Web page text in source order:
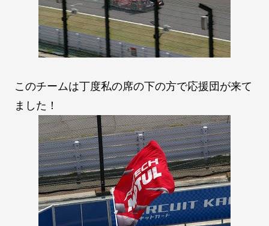
このチームは丁度私の席の下の方で応援団が来て
ました！